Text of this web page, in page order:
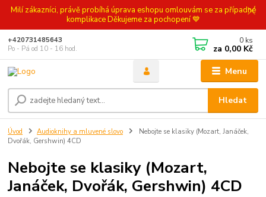
Milí zákazníci, právě probíhá úprava eshopu omlouvám se za případné
komplikace Děkujeme za pochopení 💙
Menu
Hledat
+420731485643
Po - Pá od 10 - 16 hod.
0 ks
za 0,00 Kč
Úvod Audioknihy a mluvené slovo
Nebojte se klasiky (Mozart, Janáček,
Dvořák, Gershwin) 4CD
Nebojte se klasiky (Mozart,
Janáček, Dvořák, Gershwin) 4CD